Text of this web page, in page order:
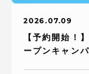
2026.07.09
【予約開始！
ープンキャン